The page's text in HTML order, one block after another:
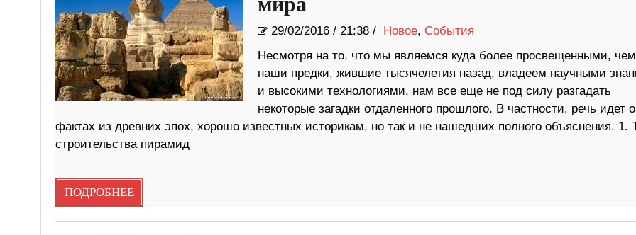
29/02/2016/ 21:38 / Новое, События
Несмотря на то, что мы являемся куда более просвещенными, чем
наши предки, жившие тысячелетия назад, владеем научными
и высокими технологиями, нам все еще не под силу разгадать
некоторые загадки отдаленного прошлого. В частности, речь идет о
фактах из древних эпох, хорошо известных историкам, но так и не нашедших полного объяснения. 1.
строительства пирамид
ПОДРОБНЕЕ